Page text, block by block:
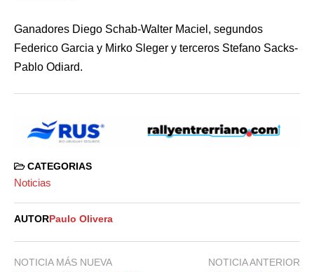
Ganadores Diego Schab-Walter Maciel, segundos
Federico Garcia y Mirko Sleger y terceros Stefano Sacks-
Pablo Odiard.
CATEGORIAS
Noticias
AUTOR Paulo Olivera
NOTICIA MÁS NUEVA NOTICIA ANTERIOR